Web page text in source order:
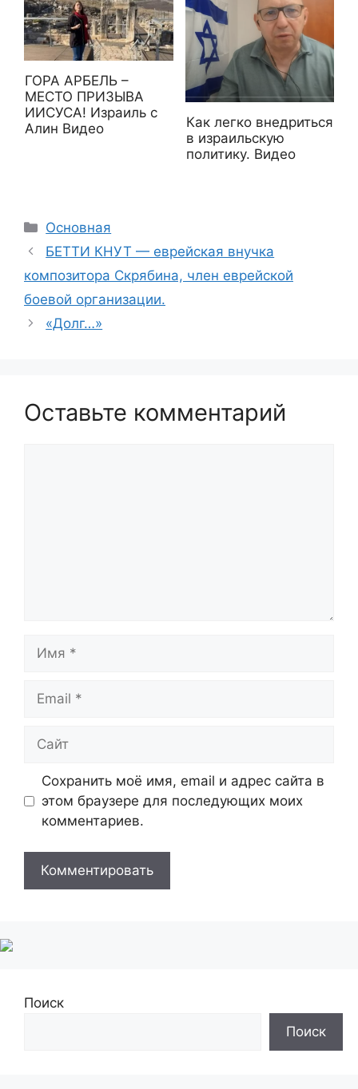
ГОРА АРБЕЛЬ –
МЕСТО ПРИЗЫВА
ИИСУСА! Израиль с
Алин Видео
Как легко внедриться
в израильскую
политику. Видео
Рубрики
Основная
БЕТТИ КНУТ — еврейская внучка
композитора Скрябина, член еврейской
боевой организации.
«Долг…»
Оставьте комментарий
Имя
Email
Сайт
Сохранить моё имя, email и адрес сайта в
этом браузере для последующих моих
комментариев.
Поиск
Поиск